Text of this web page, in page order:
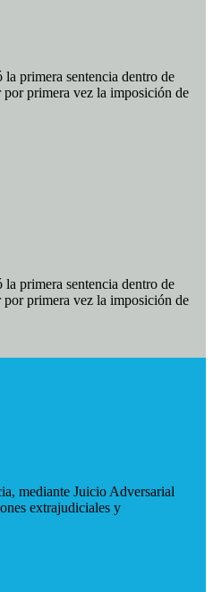
primera sentencia dentro de
primera vez la imposición de
primera sentencia dentro de
primera vez la imposición de
mediante Juicio Adversarial
extrajudiciales y